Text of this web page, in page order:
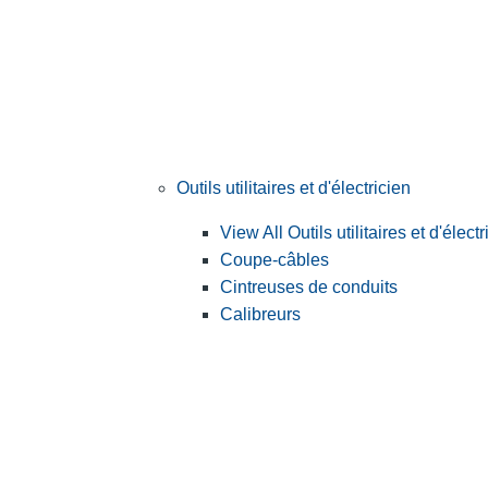
Outils utilitaires et d'électricien
View All Outils utilitaires et
Coupe-câbles
Cintreuses de conduits
Calibreurs